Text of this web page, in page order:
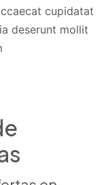
cupidatat
deserunt mollit